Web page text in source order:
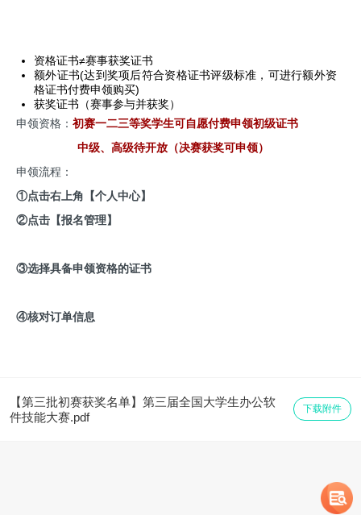
资格证书≠赛事获奖证书
额外证书(达到奖项后符合资格证书评级标准，可进行额外资
格证书付费申领购买)
获奖证书（赛事参与并获奖）
申领资格： 初赛一二三等奖学生可自愿付费申领初级证书
中级、高级待开放（决赛获奖可申领）
申领流程：
①点击右上角【个人中心】
②点击【报名管理】
③选择具备申领资格的证书
④核对订单信息
【第三批初赛获奖名单】第三届全国大学生办公软
件技能大赛.pdf
下载附件